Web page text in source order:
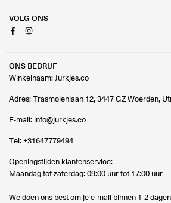
VOLG ONS
FacebookInstagram
ONS BEDRIJF
Winkelnaam: Jurkjes.co
Adres: Trasmolenlaan 12, 3447 GZ Woerden,
E-mail: info@jurkjes.co
Tel: +31647779494
Openingstijden klantenservice:
Maandag tot zaterdag: 09:00 uur tot 17:00 uur
We doen ons best om je e-mail binnen 1-2